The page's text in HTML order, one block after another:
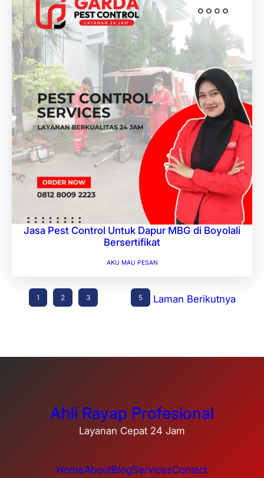
Jasa Pest Control Untuk Dapur MBG di Boyolali
Bersertifikat
AKU MAU PESAN
1 2 3 5 Laman Berikutnya
Ahli Rayap Profesional
Layanan Cepat 24 Jam
HomeAboutBlogServicesContact